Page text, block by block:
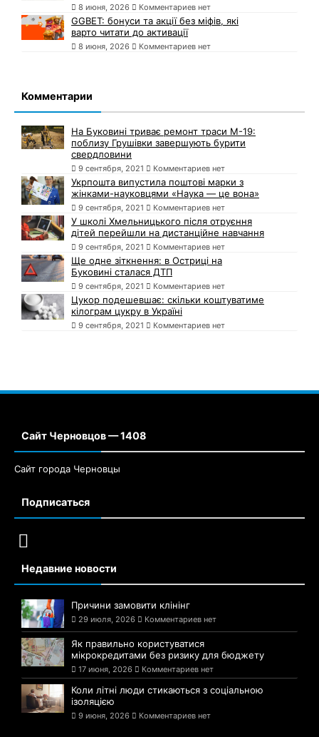
8 июня, 2026 Комментариев нет
GGBET: бонуси та акції без міфів, які
варто читати до активації
8 июня, 2026 Комментариев нет
Комментарии
На Буковині триває ремонт траси М-19:
поблизу Грушівки завершують бурити
свердловини
9 сентября, 2021 Комментариев нет
Укрпошта випустила поштові марки з
жінками-науковцями «Наука — це вона»
9 сентября, 2021 Комментариев нет
У школі Хмельницького після отруєння
дітей перейшли на дистанційне навчання
9 сентября, 2021 Комментариев нет
Ще одне зіткнення: в Остриці на
Буковині сталася ДТП
9 сентября, 2021 Комментариев нет
Цукор подешевшає: скільки коштуватиме
кілограм цукру в Україні
9 сентября, 2021 Комментариев нет
Сайт Черновцов — 1408
Сайт города Черновцы
Подписаться
Недавние новости
Причини замовити клінінг
29 июля, 2026 Комментариев нет
Як правильно користуватися
мікрокредитами без ризику для бюджету
17 июня, 2026 Комментариев нет
Коли літні люди стикаються з соціальною
ізоляцією
9 июня, 2026 Комментариев нет